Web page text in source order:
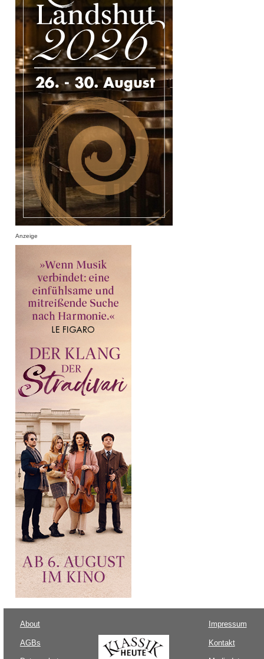
Anzeige
About
AGBs
Impressum
Kontakt